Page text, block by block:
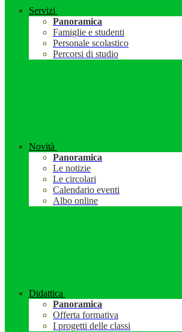
Servizi
Panoramica
Famiglie e studenti
Personale scolastico
Percorsi di studio
Novità
Panoramica
Le notizie
Le circolari
Calendario eventi
Albo online
Didattica
Panoramica
Offerta formativa
I progetti delle classi